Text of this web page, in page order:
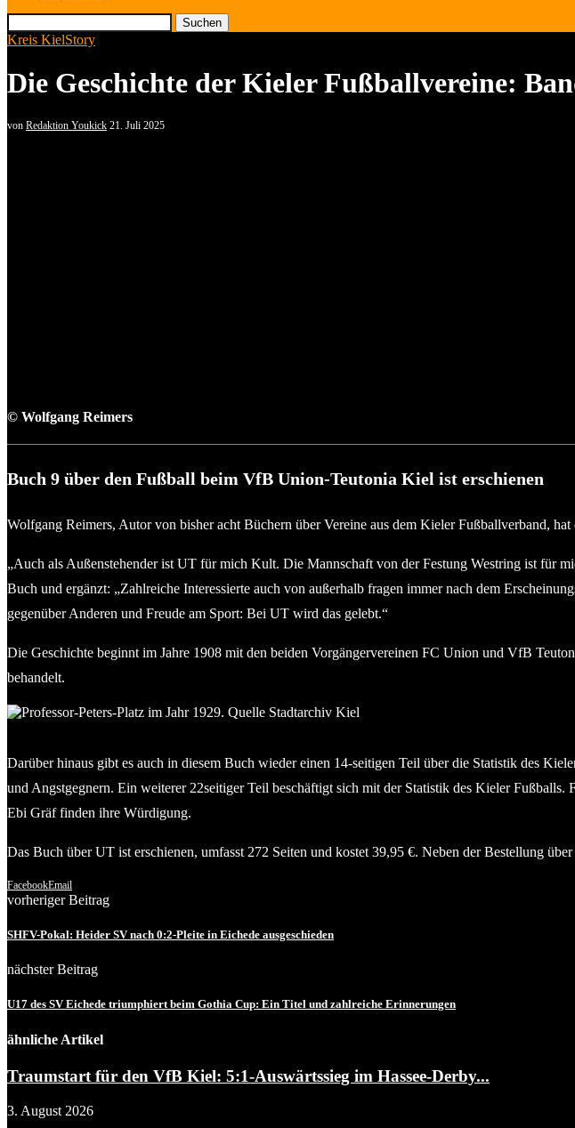
Suchen
Kreis KielStory
Die Geschichte der Kieler Fußballvereine:
von Redaktion Youkick 21. Juli 2025
© Wolfgang Reimers
Buch 9 über den Fußball beim VfB Union-Teutonia Kiel ist erschienen
Wolfgang Reimers, Autor von bisher acht Büchern über Vereine aus dem Kieler Fußballverband,
„Auch als Außenstehender ist UT für mich Kult. Die Mannschaft von der Festung Westring ist für
Buch und ergänzt: „Zahlreiche Interessierte auch von außerhalb fragen immer nach dem
gegenüber Anderen und Freude am Sport: Bei UT wird das gelebt.“
Die Geschichte beginnt im Jahre 1908 mit den beiden Vorgängervereinen FC Union und VfB
behandelt.
Darüber hinaus gibt es auch in diesem Buch wieder einen 14-seitigen Teil über die Statistik des
und Angstgegnern. Ein weiterer 22seitiger Teil beschäftigt sich mit der Statistik des Kieler
Ebi Gräf finden ihre Würdigung.
Das Buch über UT ist erschienen, umfasst 272 Seiten und kostet 39,95 €. Neben der Bestellung über
FacebookEmail
vorheriger Beitrag
SHFV-Pokal: Heider SV nach 0:2-Pleite in Eichede ausgeschieden
nächster Beitrag
U17 des SV Eichede triumphiert beim Gothia Cup: Ein Titel und zahlreiche Erinnerungen
ähnliche Artikel
Traumstart für den VfB Kiel: 5:1-Auswärtssieg im Hassee-Derby...
3. August 2026